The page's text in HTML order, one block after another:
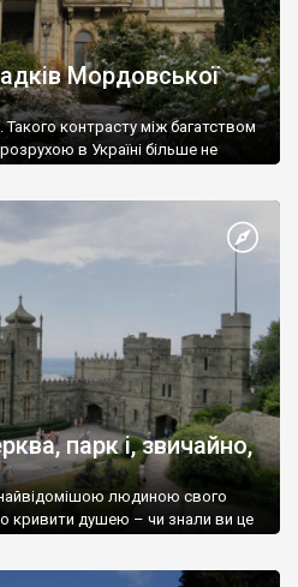
Мордовської
контрасту між багатством
в Україні більше не
парк і, звичайно,
людиною свого
кривити душею – чи знали ви це